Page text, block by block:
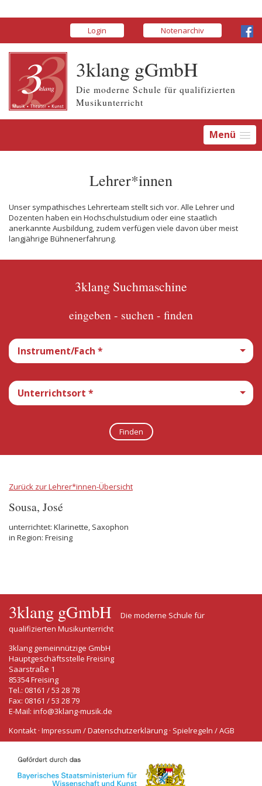
Login Notenarchiv
3klang gGmbH
Die moderne Schule für qualifizierten
Musikunterricht
Menü
Lehrer*innen
Unser sympathisches Lehrerteam stellt sich vor. Alle Lehrer und
Dozenten haben ein Hochschulstudium oder eine staatlich
anerkannte Ausbildung, zudem verfügen viele davon über meist
langjährige Bühnenerfahrung.
3klang Suchmaschine
eingeben - suchen - finden
Zurück zur Lehrer*innen-Übersicht
Sousa, José
unterrichtet: Klarinette, Saxophon
in Region: Freising
3klang gGmbH
Die moderne Schule für
qualifizierten Musikunterricht
3klang gemeinnützige GmbH
Hauptgeschäftsstelle Freising
Saarstraße 1
85354 Freising
Tel.: 08161 / 53 28 78
Fax: 08161 / 53 28 79
E-Mail: info@3klang-musik.de
Kontakt · Impressum / Datenschutzerklärung · Spielregeln / AGB